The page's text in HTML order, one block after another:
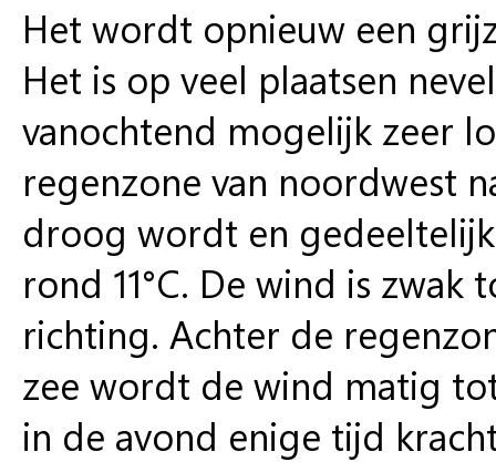
Het wordt opnieuw een
Het is op veel plaatsen
vanochtend mogelijk zeer
regenzone van noordwest
droog wordt en
rond 11°C. De wind is
richting. Achter de
zee wordt de wind matig
in de avond enige tijd